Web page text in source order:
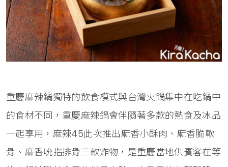
重慶麻辣鍋獨特的飲食模式與台灣火鍋集中在吃鍋中
的食材不同，重慶麻辣鍋會伴隨著多款的熱食及冰品
一起享用，麻辣45此次推出麻香小酥肉、麻香脆軟
骨、麻香吮指排骨三款炸物，是重慶當地供賓客在等